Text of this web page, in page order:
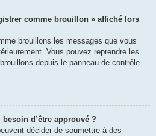
comme brouillon » affiché lors
brouillons les messages que vous
Vous pouvez reprendre les
depuis le panneau de contrôle
d’être approuvé ?
décider de soumettre à des